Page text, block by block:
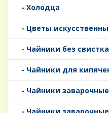
- Холодца
- Цветы
- Чайники без свистка
- Чайники для
- Чайники заварочные